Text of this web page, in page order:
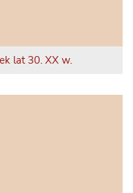
lat 30. XX w.